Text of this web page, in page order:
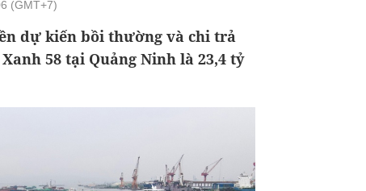
(GMT+7)
dự kiến bồi thường và chi trả
58 tại Quảng Ninh là 23,4 tỷ